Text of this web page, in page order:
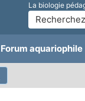
La biologie
Forum aquariophile